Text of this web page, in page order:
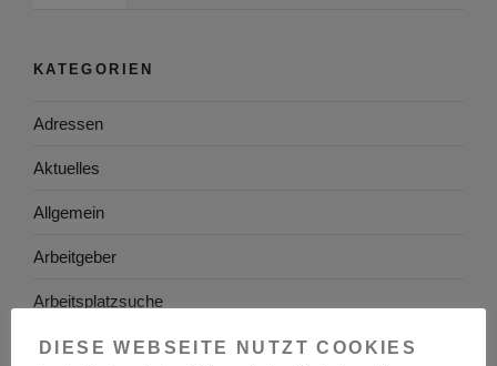
KATEGORIEN
Adressen
Aktuelles
Allgemein
Arbeitgeber
Arbeitsplatzsuche
Arbeitsrecht
DIESE WEBSEITE NUTZT COOKIES